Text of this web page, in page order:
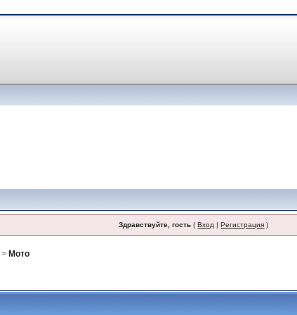
Здравствуйте, гость (Вход |Регистрация )
> Мото